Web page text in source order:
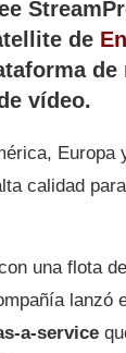
de
de
vídeo.
Europa
calidad
una flota
lanzó
a-service